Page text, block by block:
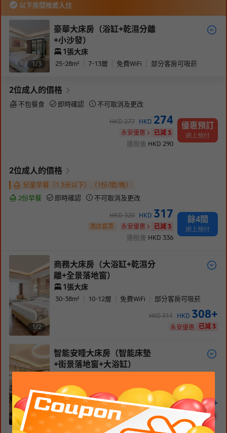
以下房間推薦入住
1/3
豪華大床房（浴缸+乾濕分離
+小沙發）
1張大床
25-28m² 7-13層 免費WiFi 部分客房可吸菸
2位成人 的價格
不包餐食 即時確認 不可取消及更改
HKD277 HKD 274
永安優惠 已減 3
連稅後 HKD 290
優惠預訂
網上預付
2位成人 的價格
兒童早餐（1.3米以下）（1份/間/晚）
2份早餐
即時確認 不可取消及更改
HKD320 HKD 317
永安優惠 已減 3
酒店套票
連稅後 HKD 336
餘4間
網上預付
1/2
商務大床房（大浴缸+乾濕分
離+全景落地窗）
1張大床
30-38m² 10-12層 免費WiFi 部分客房可吸菸
HKD311 HKD 308+
永安優惠 已減 3
1/
智能安睡大床房（智能床墊
+街景落地窗+大浴缸）
30m² 12 禁菸
HKD 345 HKD341+
已減 4